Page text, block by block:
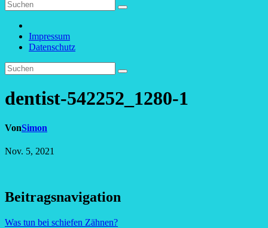
Impressum
Datenschutz
dentist-542252_1280-1
VonSimon
Nov. 5, 2021
Beitragsnavigation
Was tun bei schiefen Zähnen?